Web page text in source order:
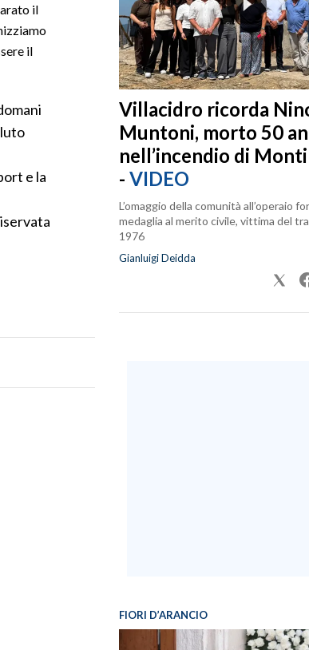
il
il
e la
Villacidro ricorda
Muntoni, morto 50
nell’incendio di
- VIDEO
L’omaggio della comunità all’operaio
medaglia al merito civile, vittima del
1976
Gianluigi Deidda
FIORI D’ARANCIO